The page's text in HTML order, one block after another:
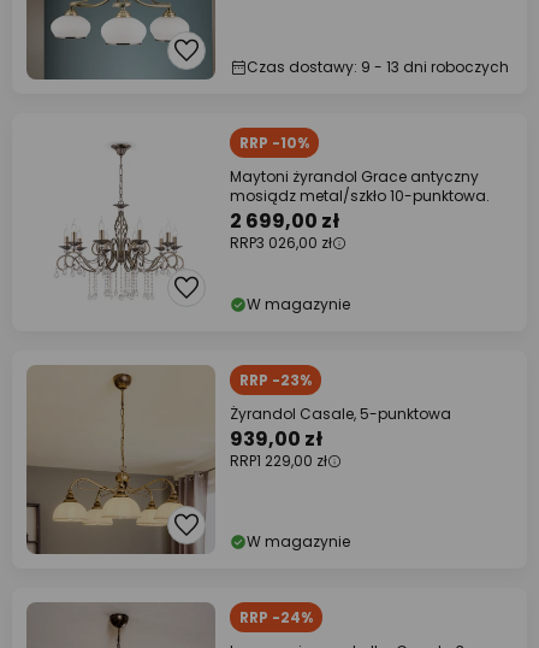
Czas dostawy: 9 - 13 dni roboczych
RRP -10%
Maytoni żyrandol Grace antyczny
mosiądz metal/szkło 10-punktowa.
2 699,00 zł
RRP3 026,00 zł
W magazynie
RRP -23%
Żyrandol Casale, 5-punktowa
939,00 zł
RRP1 229,00 zł
W magazynie
RRP -24%